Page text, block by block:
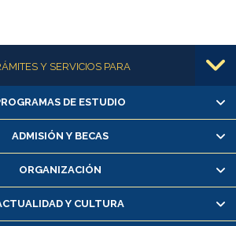
Y SERVICIOS PARA
os y exalumnas/os
Matrícula en línea
y cambio de asignaturas
y certificado de notas
Servicio médico y dental
DE ESTUDIO
ADMISIÓN Y BECAS
ORGANIZACIÓN
Y CULTURA